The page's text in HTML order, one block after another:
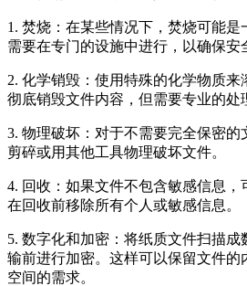
1. 焚烧：在某些情况下，焚烧可能是
需要在专门的设施中进行，以确保安
2. 化学销毁：使用特殊的化学物质来
彻底销毁文件内容，但需要专业的处
3. 物理破坏：对于不需要完全保密的
剪碎或用其他工具物理破坏文件。
4. 回收：如果文件不包含敏感信息
在回收前移除所有个人或敏感信息。
5. 数字化和加密：将纸质文件扫描
输前进行加密。这样可以保留文件的
空间的需求。